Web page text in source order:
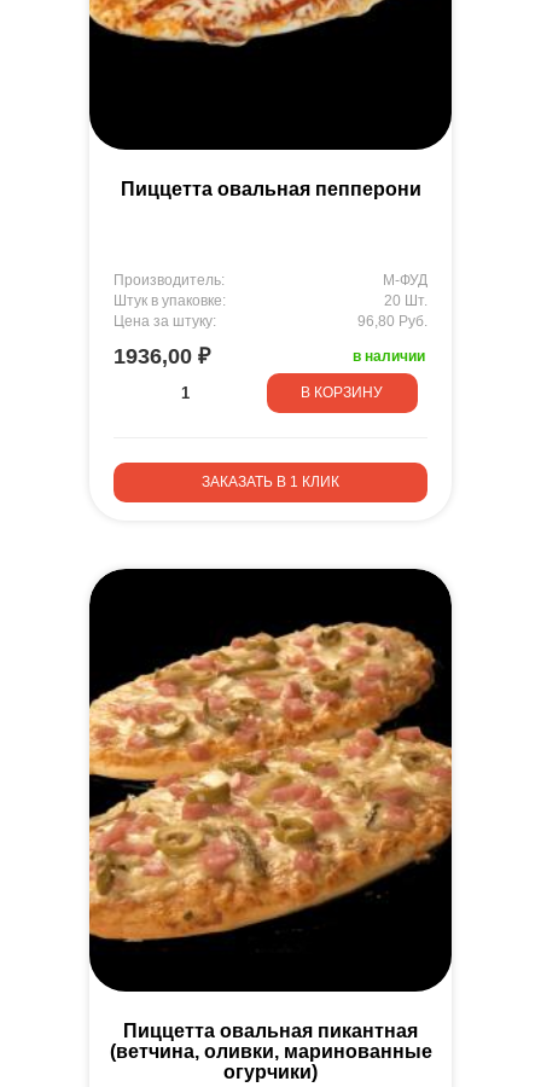
Пиццетта овальная пепперони
Производитель:
М-ФУД
Штук в упаковке:
20 Шт.
Цена за штуку:
96,80 Руб.
1936,00 ₽ в наличии
В КОРЗИНУ
ЗАКАЗАТЬ В 1 КЛИК
Пиццетта овальная пикантная
(ветчина, оливки, маринованные
огурчики)